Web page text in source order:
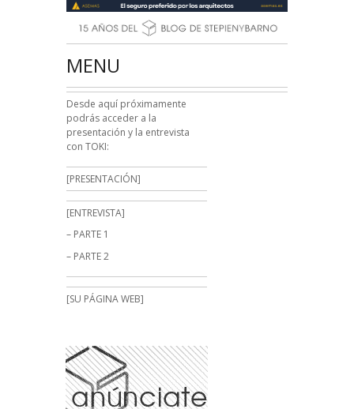
MENU
Desde aquí próximamente
podrás acceder a la
presentación y la entrevista
con TOKI:
[PRESENTACIÓN]
[ENTREVISTA]
– PARTE 1
– PARTE 2
[SU PÁGINA WEB]